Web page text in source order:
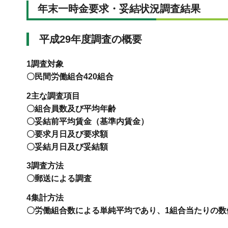
年末一時金要求・妥結状況調査結果
平成29年度調査の概要
1調査対象
〇民間労働組合420組合
2主な調査項目
〇組合員数及び平均年齢
〇妥結前平均賃金（基準内賃金）
〇要求月日及び要求額
〇妥結月日及び妥結額
3調査方法
〇郵送による調査
4集計方法
〇労働組合数による単純平均であり、1組合当たりの数